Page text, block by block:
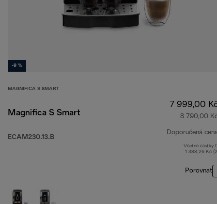
-9 %
MAGNIFICA S SMART
Magnifica S Smart
ECAM230.13.B
7 999,00
8 790,00
Doporučená
Včetně částky
1 388,26 Kč
Porovnat